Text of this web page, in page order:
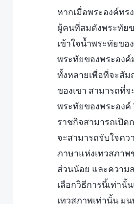
หากเมื่อพระองค์ทร
ผู้คนที่สมดังพระทัย
เข้าใจน้ำพระทัยขอ
พระทัยของพระองค์
ทั้งหลายเพื่อที่จะสั
ของเขา สามารถที่
พระทัยของพระองค์
ราชกิจสามารถเปิด
จะสามารถจับใจคว
ภาษาแห่งเทวสภาพ
ส่วนน้อย และความ
เลือกวิธีการนี้เท่านั้
เทวสภาพเท่านั้น ม